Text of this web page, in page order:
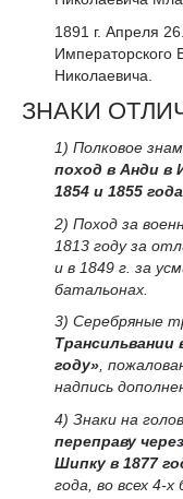
1891 г. Апреля
Императорского
Николаевича.
ЗНАКИ
1) Полковое
поход в Анди в
1854 и 1855
2) Поход за
1813 году за
и в 1849 г. за
батальонах.
3) Серебряные
Трансильвании
году»,
надпись
4) Знаки на
переправу
Шипку в 1877
года, во всех 4-х